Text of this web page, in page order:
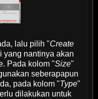
lalu pilih "Create
yang nantinya akan
Pada kolom "Size"
seberapapun
pada kolom "Type"
dilakukan untuk